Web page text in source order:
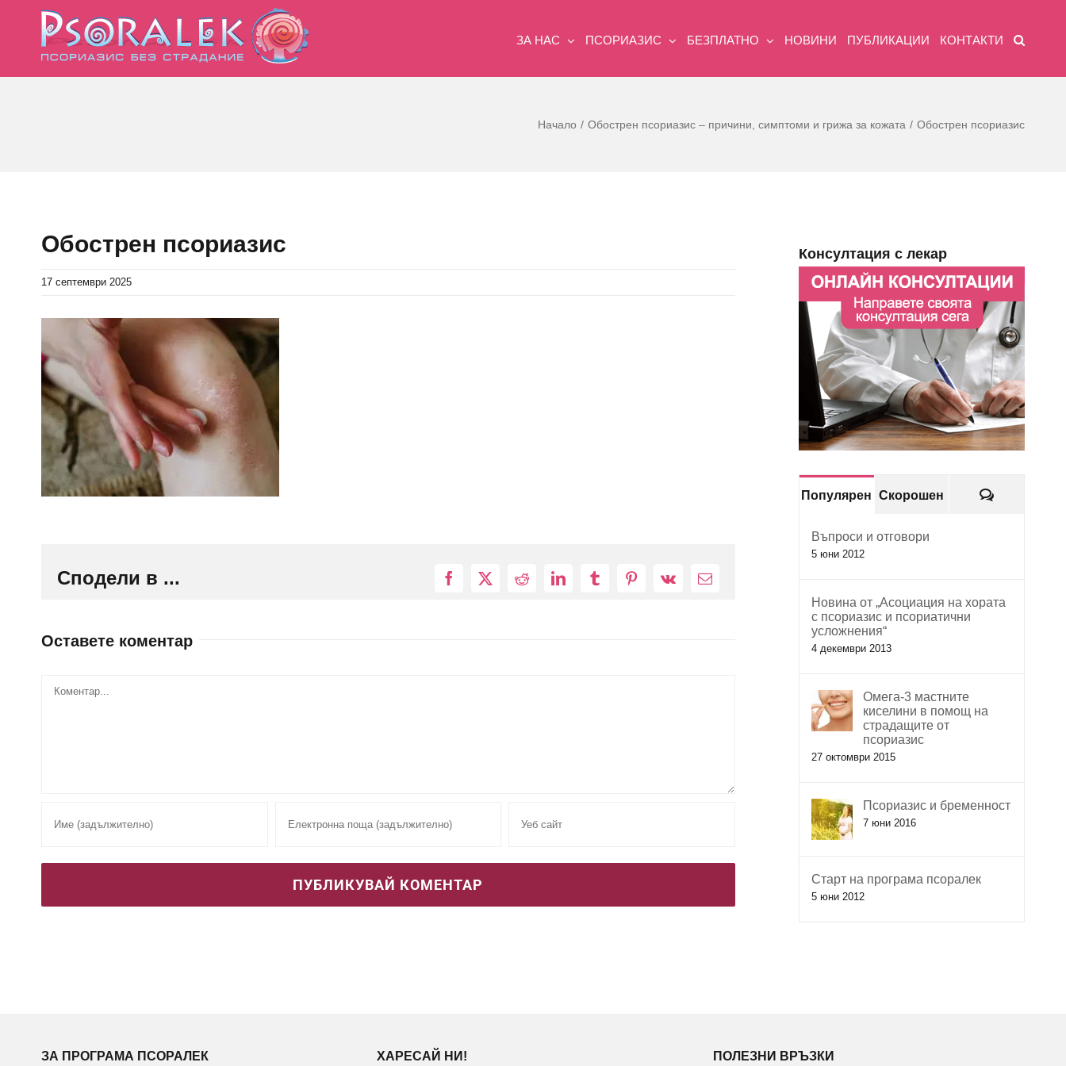
ЗА НАС ПСОРИАЗИС БЕЗПЛАТНО НОВИНИ ПУБЛИКАЦИИ КОНТАКТИ
Начало Обострен псориазис – причини, симптоми и грижа за кожата Обострен псориазис
Обострен псориазис
17 септември 2025
Сподели в ... Facebook
X RedditLinkedInTumblrPinterest
Vk
Електронна
Оставете коментар
Консултация с лекар
Популярен Скорошен Коментари
Въпроси и отговори
5 юни 2012
Новина от „Асоциация на хората
с псориазис и псориатични
усложнения“
4 декември 2013
Омега-3 мастните
киселини в помощ на
страдащите от
псориазис
27 октомври 2015
Псориазис и бременност
7 юни 2016
Старт на програма псоралек
5 юни 2012
ЗА ПРОГРАМА ПСОРАЛЕК ХАРЕСАЙ НИ! ПОЛЕЗНИ ВРЪЗКИ